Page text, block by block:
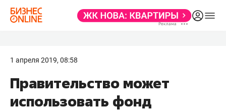
1 апреля 2019, 08:58
Правительство может
использовать фонд